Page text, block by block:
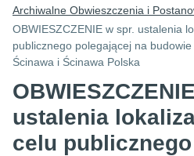
Archiwalne Obwieszczenia i
OBWIESZCZENIE w spr. ustalenia
publicznego polegającej na
Ścinawa i Ścinawa Polska
ustalenia
celu